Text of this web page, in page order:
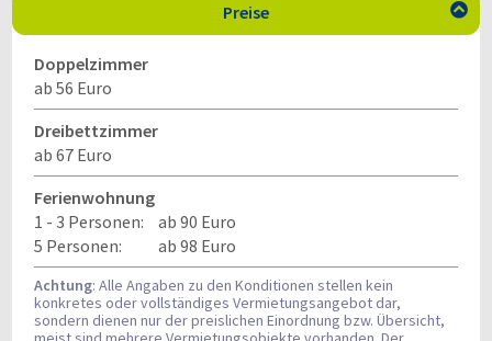
Preise 
Doppelzimmer
ab 56 Euro
Dreibettzimmer
ab 67 Euro
Ferienwohnung
1 - 3 Personen:
ab 90 Euro
5 Personen:
ab 98 Euro
Achtung: Alle Angaben zu den Konditionen stellen kein
konkretes oder vollständiges Vermietungsangebot dar,
sondern dienen nur der preislichen Einordnung bzw. Übersicht,